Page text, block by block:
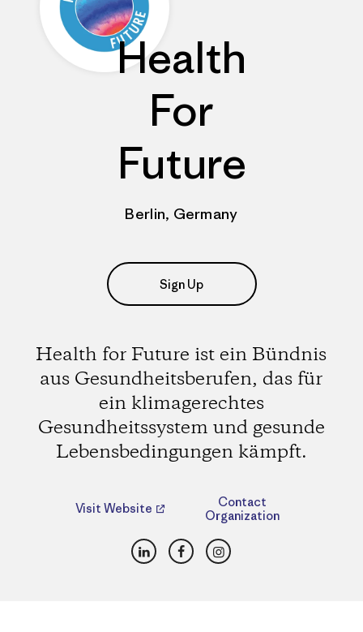
Health
For
Future
Berlin, Germany
Sign Up
Health for Future ist ein Bündnis
aus Gesundheitsberufen, das für
ein klimagerechtes
Gesundheitssystem und gesunde
Lebensbedingungen kämpft.
Visit Website
Contact
Organization
LinkedInFacebookInstagram